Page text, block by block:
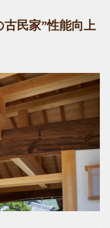
民家”性能向上